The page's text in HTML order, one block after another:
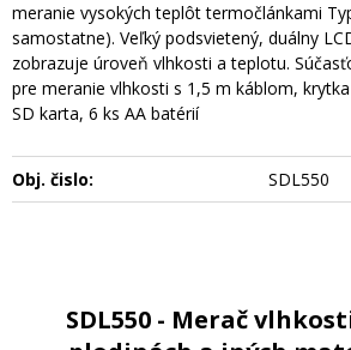
meranie vysokých teplôt termočlánkami
samostatne). Veľký podsvietený, duálny
zobrazuje úroveň vlhkosti a teplotu.
pre meranie vlhkosti s 1,5 m káblom,
SD karta, 6 ks AA batérií
Obj. čislo: SDL550
SDL550 - Merač